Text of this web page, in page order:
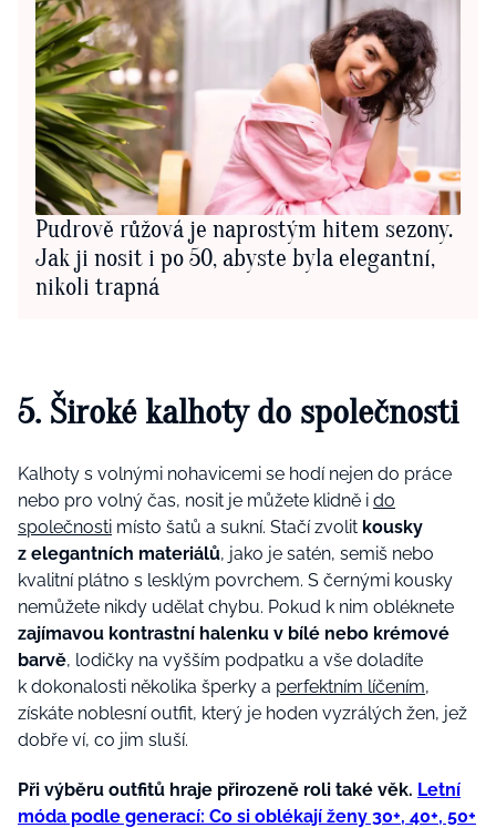
Pudrově růžová je naprostým hitem sezony.
Jak ji nosit i po 50, abyste byla elegantní,
nikoli trapná
5. Široké kalhoty do společnosti
Kalhoty s volnými nohavicemi se hodí nejen do práce
nebo pro volný čas, nosit je můžete klidně i do
společnosti místo šatů a sukní. Stačí zvolit kousky
z elegantních materiálů, jako je satén, semiš nebo
kvalitní plátno s lesklým povrchem. S černými kousky
nemůžete nikdy udělat chybu. Pokud k nim obléknete
zajímavou kontrastní halenku v bílé nebo krémové
barvě, lodičky na vyšším podpatku a vše doladíte
k dokonalosti několika šperky a perfektním líčením,
získáte noblesní outfit, který je hoden vyzrálých žen, jež
dobře ví, co jim sluší.
Při výběru outfitů hraje přirozeně roli také věk. Letní
móda podle generací: Co si oblékají ženy 30+, 40+, 50+